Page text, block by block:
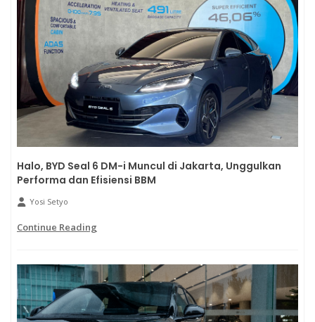
Halo, BYD Seal 6 DM-i Muncul di Jakarta, Unggulkan
Performa dan Efisiensi BBM
Yosi Setyo
Continue Reading